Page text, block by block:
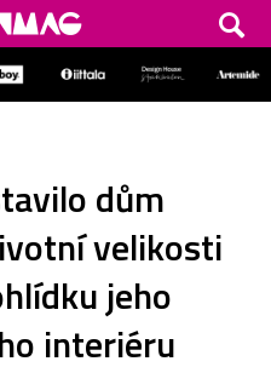
dům
velikosti
jeho
interiéru